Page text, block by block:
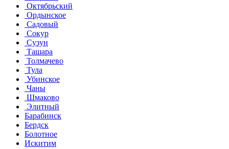
Октябрьский
Ордынское
Садовый
Сокур
Сузун
Ташара
Толмачево
Тула
Убинское
Чаны
Шмаково
Элитный
Барабинск
Бердск
Болотное
Искитим